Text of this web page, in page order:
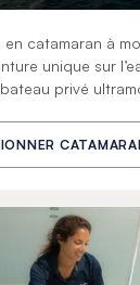
en catamaran à
unique sur
privé